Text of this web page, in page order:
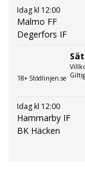
Idag kl 12:00
Malmo FF
Degerfors IF
18+ Stödlinjen.se
Idag kl 12:00
Hammarby IF
BK Häcken